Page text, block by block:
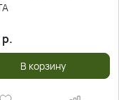
р.
В корзину